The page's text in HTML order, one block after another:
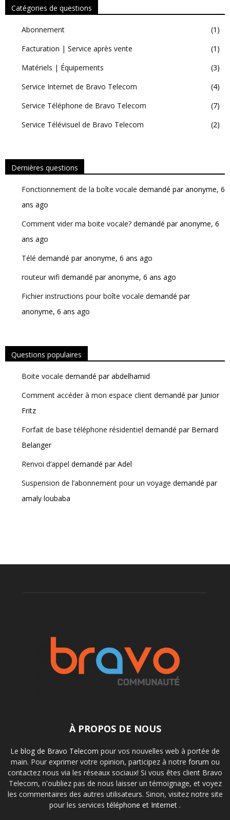
Catégories de questions
Abonnement
(1)
Facturation | Service après vente
(1)
Matériels | Équipements
(3)
Service Internet de Bravo Telecom
(4)
Service Téléphone de Bravo Telecom
(7)
Service Télévisuel de Bravo Telecom
(2)
Dernières questions
Fonctionnement de la boîte vocale demandé par anonyme, 6
ans ago
Comment vider ma boite vocale? demandé par anonyme, 6
ans ago
Télé demandé par anonyme, 6 ans ago
routeur wifi demandé par anonyme, 6 ans ago
Fichier instructions pour boîte vocale demandé par
anonyme, 6 ans ago
Questions populaires
Boite vocale demandé par abdelhamid
Comment accéder à mon espace client demandé par Junior
Fritz
Forfait de base téléphone résidentiel demandé par Bernard
Belanger
Renvoi d’appel demandé par Adel
Suspension de l’abonnement pour un voyage demandé par
amaly loubaba
À PROPOS DE NOUS
Le blog de Bravo Telecom pour vos nouvelles web à portée de
main. Pour exprimer votre opinion, participez à notre forum ou
contactez nous via les réseaux sociaux! Si vous êtes client Bravo
Telecom, n'oubliez pas de nous laisser un témoignage, et voyez
les commentaires des autres utilisateurs. Sinon, visitez notre site
pour les servicestéléphone et Internet .
et obtenez plus d'informations sur nos offres imbattables !
VOUS N'AVEZ PAS ENCORE PRIS VOTRE DÉCISION ?